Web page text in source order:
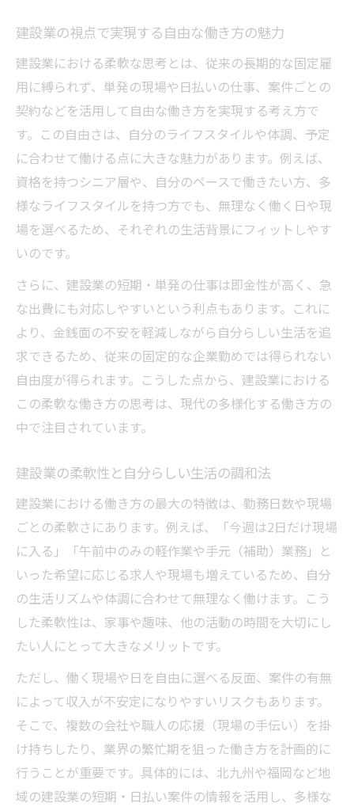
化を目指す
建設業の単発現場で安定収入を築く具体的
な方法
建設業の現場選びと安定収入のポイント
建設業の活用で安定収入に近づく働き方戦
略
単発日雇い経験から見える収入安定の工夫
精神的に楽な建設業の仕事選びの秘訣
ストレス軽減に役立つ建設業の仕事の選び
方
建設業の柔軟な働き方で無理なく働くコツ
と注意点
建設業の精神的負担を減らすポイント紹介
精神的な楽さ重視の建設業バイト選び術
建設業の日払いの即金性を賢く活かすコツ
方法
建設業の日払いで収入管理を効率化するコ
ツ
建設業で日払いのメリットを生かす働き方
建設業の現場で賢く即金収入を得る実践例
建設業の日払い活用で安心を得る法
建設業の本質を知り自分らしい生活へ
建設業の柔軟な働き方を理解し生活に活か
建設業の柔軟な働き方で自分らしい生活を
再設計
建設業の柔軟な働き方におけるメリットと
注意点とは
建設業の視点で実現する自由な働き方の魅力
建設業における柔軟な思考とは、従来の長期的な固定雇
用に縛られず、単発の現場や日払いの仕事、案件ごとの
契約などを活用して自由な働き方を実現する考え方で
す。この自由さは、自分のライフスタイルや体調、予定
に合わせて働ける点に大きな魅力があります。例えば、
資格を持つシニア層や、自分のペースで働きたい方、多
様なライフスタイルを持つ方でも、無理なく働く日や現
場を選べるため、それぞれの生活背景にフィットしやす
いのです。
さらに、建設業の短期・単発の仕事は即金性が高く、急
な出費にも対応しやすいという利点もあります。これに
より、金銭面の不安を軽減しながら自分らしい生活を追
求できるため、従来の固定的な企業勤めでは得られない
自由度が得られます。こうした点から、建設業における
この柔軟な働き方の思考は、現代の多様化する働き方の
中で注目されています。
建設業の柔軟性と自分らしい生活の調和法
建設業における働き方の最大の特徴は、勤務日数や現場
ごとの柔軟さにあります。例えば、「今週は2日だけ現場
に入る」「午前中のみの軽作業や手元（補助）業務」と
いった希望に応じる求人や現場も増えているため、自分
の生活リズムや体調に合わせて無理なく働けます。こう
した柔軟性は、家事や趣味、他の活動の時間を大切にし
たい人にとって大きなメリットです。
ただし、働く現場や日を自由に選べる反面、案件の有無
によって収入が不安定になりやすいリスクもあります。
そこで、複数の会社や職人の応援（現場の手伝い）を掛
け持ちしたり、業界の繁忙期を狙った働き方を計画的に
行うことが重要です。具体的には、北九州や福岡など地
域の建設業の短期・日払い案件の情報を活用し、多様な